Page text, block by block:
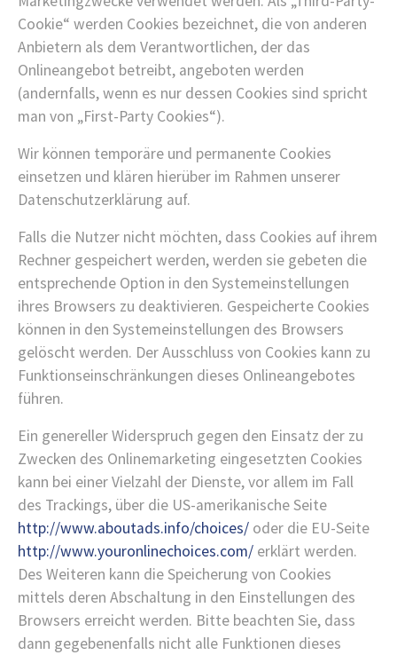
Cookie“ werden Cookies bezeichnet, die von anderen
Anbietern als dem Verantwortlichen, der das
Onlineangebot betreibt, angeboten werden
(andernfalls, wenn es nur dessen Cookies sind spricht
man von „First-Party Cookies“).
Wir können temporäre und permanente Cookies
einsetzen und klären hierüber im Rahmen unserer
Datenschutzerklärung auf.
Falls die Nutzer nicht möchten, dass Cookies auf ihrem
Rechner gespeichert werden, werden sie gebeten die
entsprechende Option in den Systemeinstellungen
ihres Browsers zu deaktivieren. Gespeicherte Cookies
können in den Systemeinstellungen des Browsers
gelöscht werden. Der Ausschluss von Cookies kann zu
Funktionseinschränkungen dieses Onlineangebotes
führen.
Ein genereller Widerspruch gegen den Einsatz der zu
Zwecken des Onlinemarketing eingesetzten Cookies
kann bei einer Vielzahl der Dienste, vor allem im Fall
des Trackings, über die US-amerikanische Seite
http://www.aboutads.info/choices/ oder die EU-Seite
http://www.youronlinechoices.com/ erklärt werden.
Des Weiteren kann die Speicherung von Cookies
mittels deren Abschaltung in den Einstellungen des
Browsers erreicht werden. Bitte beachten Sie, dass
dann gegebenenfalls nicht alle Funktionen dieses